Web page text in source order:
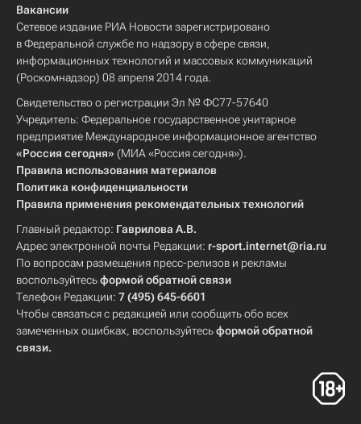
Вакансии
Сетевое издание РИА Новости зарегистрировано
в Федеральной службе по надзору в сфере связи,
информационных технологий и массовых коммуникаций
(Роскомнадзор) 08 апреля 2014 года.
Свидетельство о регистрации Эл № ФС77-57640
Учредитель: Федеральное государственное унитарное
предприятие Международное информационное агентство
«Россия сегодня» (МИА «Россия сегодня»).
Правила использования материалов
Политика конфиденциальности
Правила применения рекомендательных технологий
Главный редактор: Гаврилова А.В.
Адрес электронной почты Редакции: r-sport.internet@ria.ru
По вопросам размещения пресс-релизов и рекламы
воспользуйтесьформой обратной связи
Телефон Редакции: 7 (495) 645-6601
Чтобы связаться с редакцией или сообщить обо всех
замеченных ошибках, воспользуйтесьформой обратной
связи.